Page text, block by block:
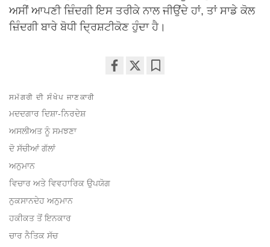
ਅਸੀਂ ਆਪਣੀ ਜ਼ਿੰਦਗੀ ਇਸ ਤਰੀਕੇ ਨਾਲ ਜੀਉਂਦੇ ਹਾਂ, ਤਾਂ ਸਾਡੇ ਕੋਲ
ਜ਼ਿੰਦਗੀ ਬਾਰੇ ਬੋਧੀ ਦ੍ਰਿਸ਼ਟੀਕੋਣ ਹੁੰਦਾ ਹੈ।
ਸਮੱਗਰੀ ਦੀ ਸੰਖੇਪ ਜਾਣਕਾਰੀ
ਮਦਦਗਾਰ ਦਿਸ਼ਾ-ਨਿਰਦੇਸ਼
ਅਸਲੀਅਤ ਨੂੰ ਸਮਝਣਾ
ਦੋ ਸੱਚੀਆਂ ਗੱਲਾਂ
ਅਨੁਮਾਨ
ਵਿਚਾਰ ਅਤੇ ਵਿਵਹਾਰਿਕ ਉਪਯੋਗ
ਨੁਕਸਾਨਦੇਹ ਅਨੁਮਾਨ
ਹਕੀਕਤ ਤੋਂ ਇਨਕਾਰ
ਚਾਰ ਨੈਤਿਕ ਸੱਚ